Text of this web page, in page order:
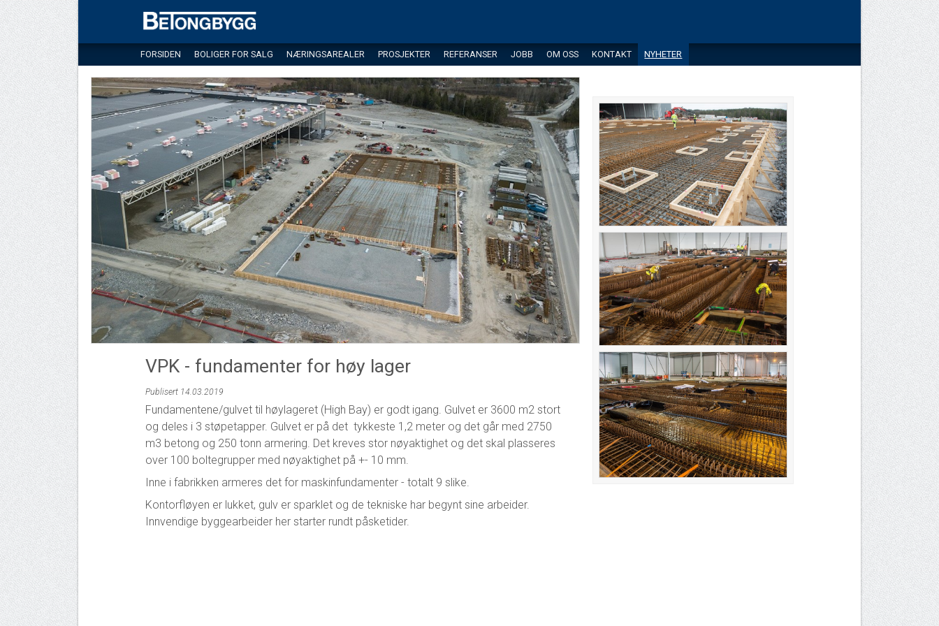
FORSIDEN BOLIGER FOR SALG NÆRINGSAREALER PROSJEKTER REFERANSER JOBB OM OSS KONTAKT NYHETER
VPK - fundamenter for høy lager
Publisert 14.03.2019
Fundamentene/gulvet til høylageret (High Bay) er godt igang. Gulvet er 3600 m2 stort
og deles i 3 støpetapper. Gulvet er på det tykkeste 1,2 meter og det går med 2750
m3 betong og 250 tonn armering. Det kreves stor nøyaktighet og det skal plasseres
over 100 boltegrupper med nøyaktighet på +- 10 mm.
Inne i fabrikken armeres det for maskinfundamenter - totalt 9 slike.
Kontorfløyen er lukket, gulv er sparklet og de tekniske har begynt sine arbeider.
Innvendige byggearbeider her starter rundt påsketider.